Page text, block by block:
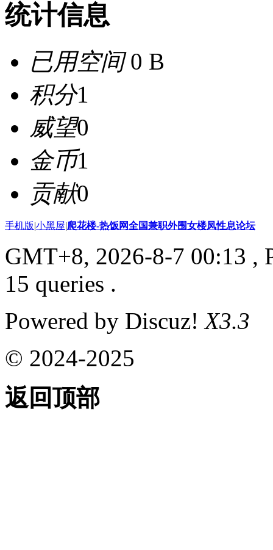
统计信息
已用空间0 B
积分1
威望0
金币1
贡献0
手机版|小黑屋|爬花楼-热饭网全国兼职外围女楼凤性息论坛
GMT+8, 2026-8-7 00:13 ,
15 queries .
Powered by Discuz!X3.3
© 2024-2025
返回顶部